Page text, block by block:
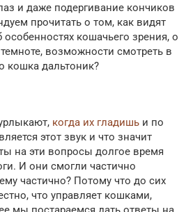
и даже подергивание кончиков
прочитать о том, как видят
кошачьего зрения, о
возможности смотреть в
кошка дальтоник?
когда их гладишь и по
этот звук и что значит
на эти вопросы долгое время
И они смогли частично
частично? Потому что до сих
что управляет кошками,